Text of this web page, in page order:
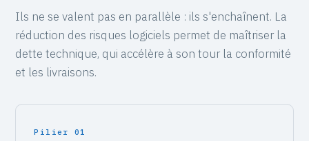
Ils ne se valent pas en parallèle : ils s'enchaînent. La
réduction des risques logiciels permet de maîtriser la
dette technique, qui accélère à son tour la conformité
et les livraisons.
Pilier 01